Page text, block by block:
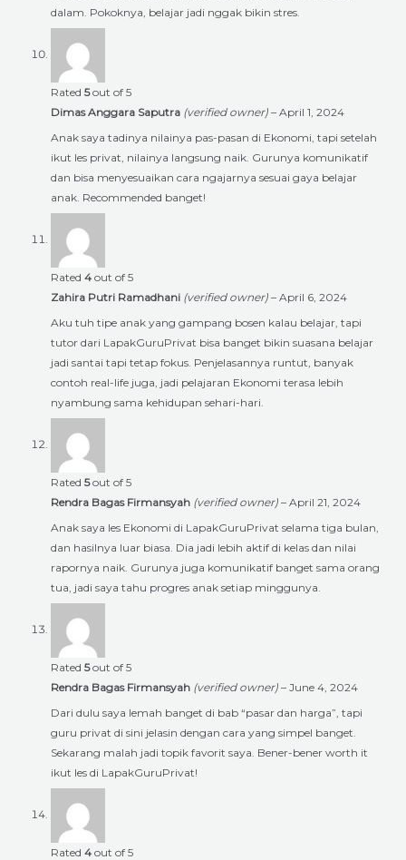
dalam. Pokoknya, belajar jadi nggak bikin stres.
Rated 5out of 5
Dimas Anggara Saputra (verified owner) – April 1, 2024
Anak saya tadinya nilainya pas-pasan di Ekonomi, tapi setelah
ikut les privat, nilainya langsung naik. Gurunya komunikatif
dan bisa menyesuaikan cara ngajarnya sesuai gaya belajar
anak. Recommended banget!
Rated 4 out of 5
Zahira Putri Ramadhani (verified owner) – April 6, 2024
Aku tuh tipe anak yang gampang bosen kalau belajar, tapi
tutor dari LapakGuruPrivat bisa banget bikin suasana belajar
jadi santai tapi tetap fokus. Penjelasannya runtut, banyak
contoh real-life juga, jadi pelajaran Ekonomi terasa lebih
nyambung sama kehidupan sehari-hari.
Rated 5out of 5
Rendra Bagas Firmansyah (verified owner) – April 21, 2024
Anak saya les Ekonomi di LapakGuruPrivat selama tiga bulan,
dan hasilnya luar biasa. Dia jadi lebih aktif di kelas dan nilai
rapornya naik. Gurunya juga komunikatif banget sama orang
tua, jadi saya tahu progres anak setiap minggunya.
Rated 5out of 5
Rendra Bagas Firmansyah (verified owner) – June 4, 2024
Dari dulu saya lemah banget di bab “pasar dan harga”, tapi
guru privat di sini jelasin dengan cara yang simpel banget.
Sekarang malah jadi topik favorit saya. Bener-bener worth it
ikut les di LapakGuruPrivat!
Rated 4 out of 5